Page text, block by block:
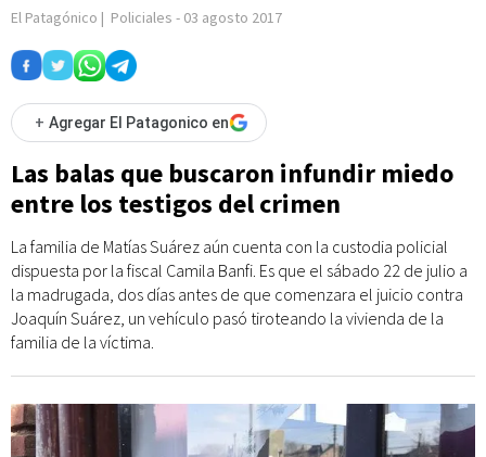
El Patagónico | Policiales - 03 agosto 2017
+ Agregar El Patagonico en
Las balas que buscaron infundir miedo
entre los testigos del crimen
La familia de Matías Suárez aún cuenta con la custodia policial
dispuesta por la fiscal Camila Banfi. Es que el sábado 22 de julio a
la madrugada, dos días antes de que comenzara el juicio contra
Joaquín Suárez, un vehículo pasó tiroteando la vivienda de la
familia de la víctima.